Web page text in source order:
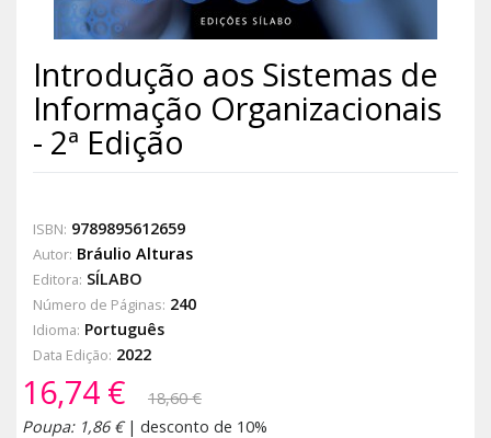
Introdução aos Sistemas de
Informação Organizacionais
- 2ª Edição
ISBN: 9789895612659
Autor: Bráulio Alturas
Editora: SÍLABO
Número de Páginas: 240
Idioma: Português
Data Edição: 2022
16,74 €
18,60 €
Poupa: 1,86 €| desconto de 10%